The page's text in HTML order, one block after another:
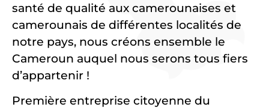
santé de qualité aux camerounaises et
camerounais de différentes localités de
notre pays, nous créons ensemble le
Cameroun auquel nous serons tous fiers
d’appartenir !
Première entreprise citoyenne du